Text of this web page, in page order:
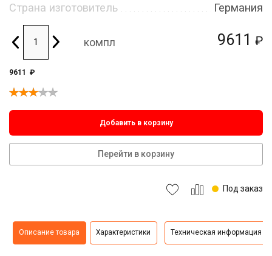
9611 ₽
Страна изготовитель
Германия
компл
9611 ₽
Добавить в корзину
Перейти в корзину
Под заказ
Описание товара Характеристики Техническая информация